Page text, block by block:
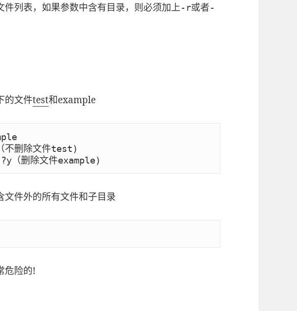
件列表，如果参数中含有目录，则必须加上-r或者-
的文件test和example
不删除文件test)
（删除文件example)
文件外的所有文件和子目录
危险的!